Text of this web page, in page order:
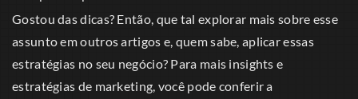
Gostou das dicas? Então, que tal explorar mais sobre esse
assunto em outros artigos e, quem sabe, aplicar essas
estratégias no seu negócio? Para mais insights e
estratégias de marketing, você pode conferir a